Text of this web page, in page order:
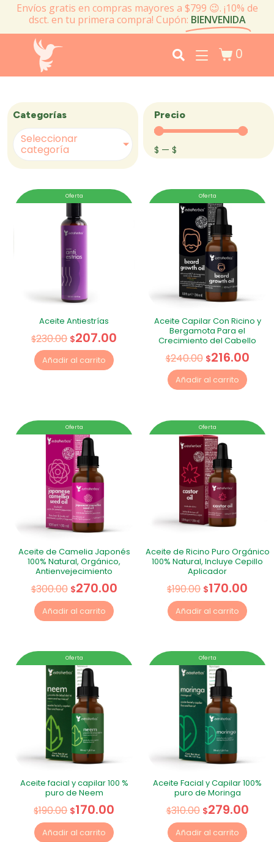
Envíos gratis en compras mayores a $799 😉. ¡10% de
dsct. en tu primera compra! Cupón: BIENVENIDA
0
Categorías
Seleccionar
categoría
Precio
$ — $
Oferta
Aceite Antiestrías
$230.00 $207.00
Añadir al carrito
Oferta
Aceite Capilar Con Ricino y
Bergamota Para el
Crecimiento del Cabello
$240.00 $216.00
Añadir al carrito
Oferta
Aceite de Camelia Japonés
100% Natural, Orgánico,
Antienvejecimiento
$300.00 $270.00
Añadir al carrito
Oferta
Aceite de Ricino Puro Orgánico
100% Natural, Incluye Cepillo
Aplicador
$190.00 $170.00
Añadir al carrito
Oferta
Aceite facial y capilar 100 %
puro de Neem
$190.00 $170.00
Añadir al carrito
Oferta
Aceite Facial y Capilar 100%
puro de Moringa
$310.00 $279.00
Añadir al carrito